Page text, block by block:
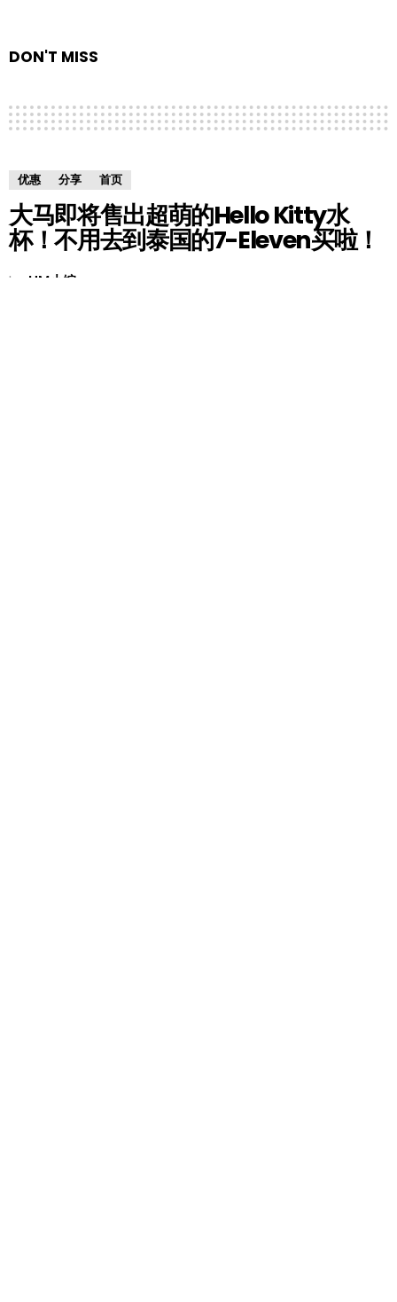
DON'T MISS
优惠 分享 首页
大马即将售出超萌的Hello Kitty水
杯！不用去到泰国的7-Eleven买啦！
by
HM小编